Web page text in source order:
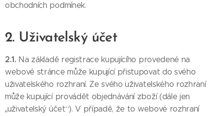
obchodních podmínek.
2. Uživatelský účet
2.1. Na základě registrace kupujícího provedené na
webové stránce může kupující přistupovat do svého
uživatelského rozhraní. Ze svého uživatelského rozhraní
může kupující provádět objednávání zboží (dále jen
„uživatelský účet“). V případě, že to webové rozhraní